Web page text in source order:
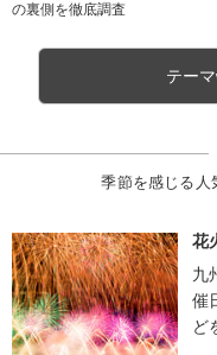
の裏側を徹底調査
テー
季節を感じる人
花
九
催
ど